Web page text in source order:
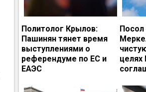
Политолог Крылов:
Пашинян тянет время
выступлениями о
референдуме по ЕС и
ЕАЭС
Посол
целях